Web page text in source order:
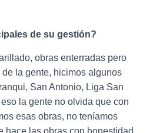
de su gestión?
obras enterradas pero
la gente, hicimos algunos
San Antonio, Liga San
la gente no olvida que con
esas obras, no teníamos
hace las obras con honestidad,